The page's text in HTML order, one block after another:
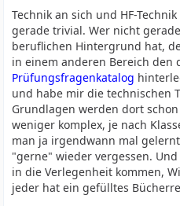
Technik an sich und HF-
gerade trivial. Wer nicht
beruflichen Hintergrund hat,
in einem anderen Bereich den
Prüfungsfragenkatalog
und habe mir die technischen
Grundlagen werden dort
weniger komplex, je nach
man ja irgendwann mal
"gerne" wieder vergessen.
in die Verlegenheit kommen,
jeder hat ein gefülltes